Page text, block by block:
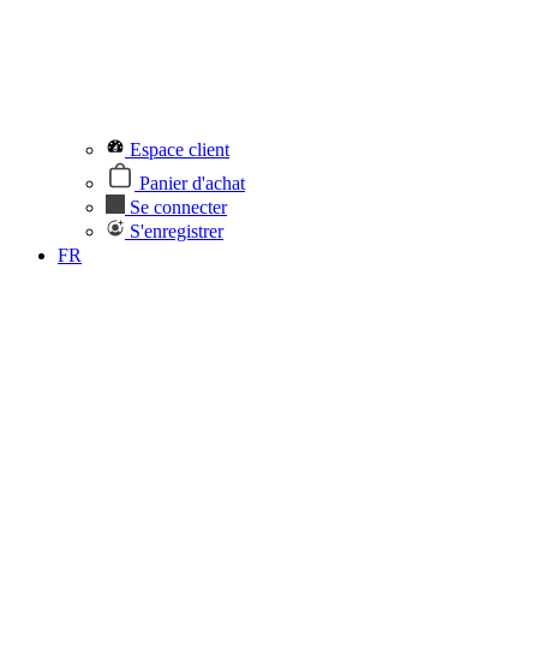
Espace client
Panier d'achat
Se connecter
S'enregistrer
FR